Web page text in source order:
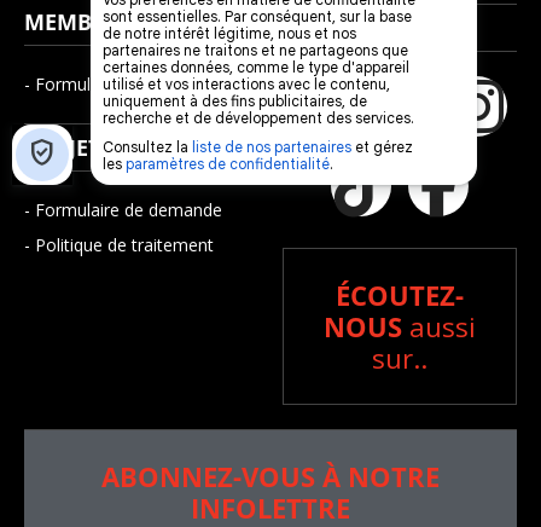
MEMBERSHIP
- Formulaire d’adhésion
PROJETS D’ÉMISSION
- Formulaire de demande
- Politique de traitement
SUIVEZ-NOUS
ÉCOUTEZ-
NOUS aussi
sur..
ABONNEZ-VOUS À NOTRE
INFOLETTRE